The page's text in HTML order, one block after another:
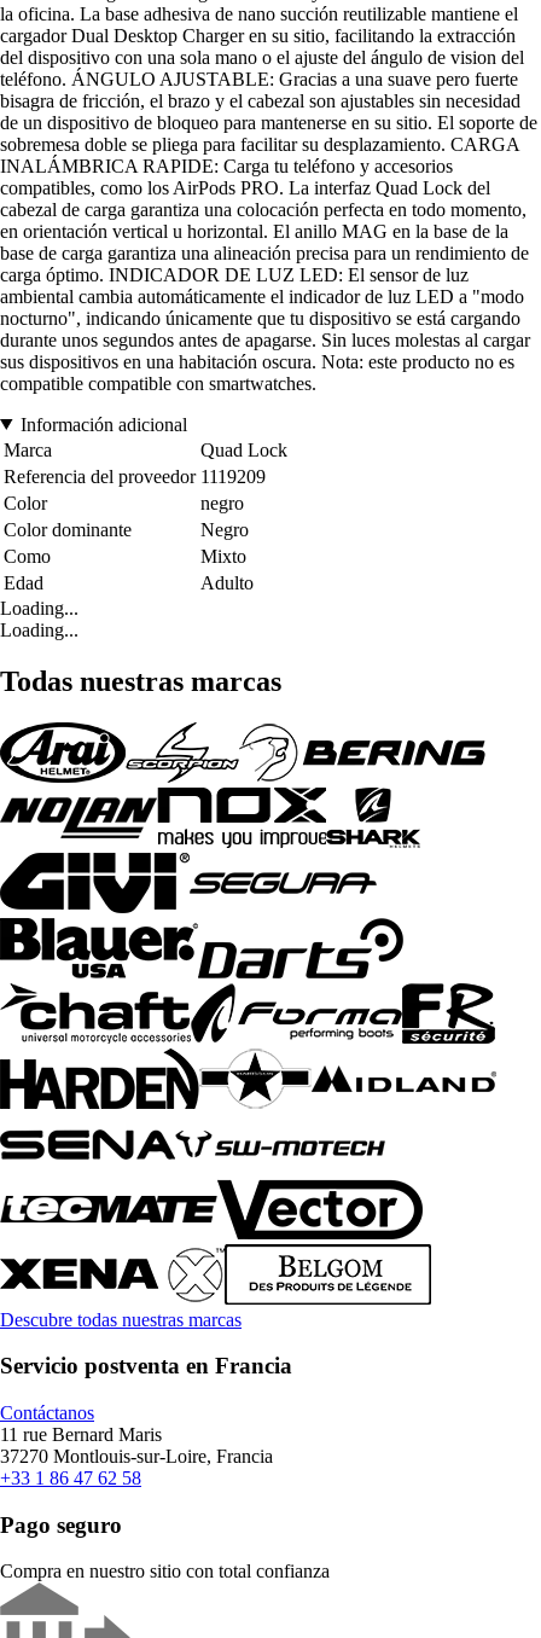
la oficina. La base adhesiva de nano succión reutilizable mantiene el
cargador Dual Desktop Charger en su sitio, facilitando la extracción
del dispositivo con una sola mano o el ajuste del ángulo de vision del
teléfono. ÁNGULO AJUSTABLE: Gracias a una suave pero fuerte
bisagra de fricción, el brazo y el cabezal son ajustables sin necesidad
de un dispositivo de bloqueo para mantenerse en su sitio. El soporte de
sobremesa doble se pliega para facilitar su desplazamiento. CARGA
INALÁMBRICA RAPIDE: Carga tu teléfono y accesorios
compatibles, como los AirPods PRO. La interfaz Quad Lock del
cabezal de carga garantiza una colocación perfecta en todo momento,
en orientación vertical u horizontal. El anillo MAG en la base de la
base de carga garantiza una alineación precisa para un rendimiento de
carga óptimo. INDICADOR DE LUZ LED: El sensor de luz
ambiental cambia automáticamente el indicador de luz LED a "modo
nocturno", indicando únicamente que tu dispositivo se está cargando
durante unos segundos antes de apagarse. Sin luces molestas al cargar
sus dispositivos en una habitación oscura. Nota: este producto no es
compatible compatible con smartwatches.
Información adicional
Marca
Quad Lock
Referencia del proveedor 1119209
Color
negro
Color dominante
Negro
Como
Mixto
Edad
Adulto
Loading...
Loading...
Todas nuestras marcas
Descubre todas nuestras marcas
Servicio postventa en Francia
Contáctanos
11 rue Bernard Maris
37270 Montlouis-sur-Loire, Francia
+33 1 86 47 62 58
Pago seguro
Compra en nuestro sitio con total confianza